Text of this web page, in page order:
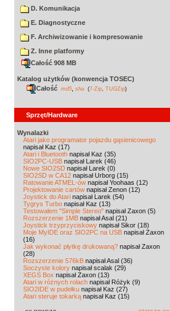
D. Komunikacja
E. Diagnostyczne
F. Archiwizowanie i kompresowanie
Z. Inne platformy
Całość 908 MB
Katalog użytków (konwencja TOSEC)
Całość md5 sha (7-Zip TUGZip)
Sprzęt/Hardware
Wynalazki
Atari jako programator pojazdu gąsienicowego
napisał Kaz (17)
Atari i Bluetooth napisał Kaz (35)
SIO2PC-USB napisał Larek (46)
Nowe SIO2SD napisał Larek (0)
SIO2SD w CA12 napisał Urborg (15)
Ratowanie ATMEL-ów napisał Yoohaas (12)
Projektowanie cartów napisał Zenon (12)
Joystick do Atari napisał Larek (54)
Tygrys Turbo napisał Kaz (13)
Testowałem "Simple Stereo" napisał Zaxon (5)
Rozszerzenie 1MB napisał Asal (21)
Joystick trzyprzyciskowy napisał Sikor (18)
Moje MyIDE oraz SIO2PC na USB napisał Zaxon
(16)
Jak wykonać płytkę drukowaną? napisał Zaxon
(28)
Rozszerzenie 576kB napisał Asal (36)
Soczyste kolory napisał scalak (29)
XEGS Box napisał Zaxon (13)
Atari w różnych rolach napisał Różyk (9)
SIO2IDE w pudełku napisał Kaz (27)
Atari steruje tokarką napisał Kaz (15)